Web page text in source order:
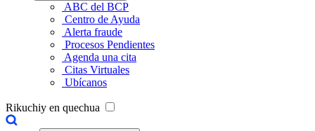
ABC del BCP
Centro de Ayuda
Alerta fraude
Procesos Pendientes
Agenda una cita
Citas Virtuales
Ubícanos
Rikuchiy en quechua